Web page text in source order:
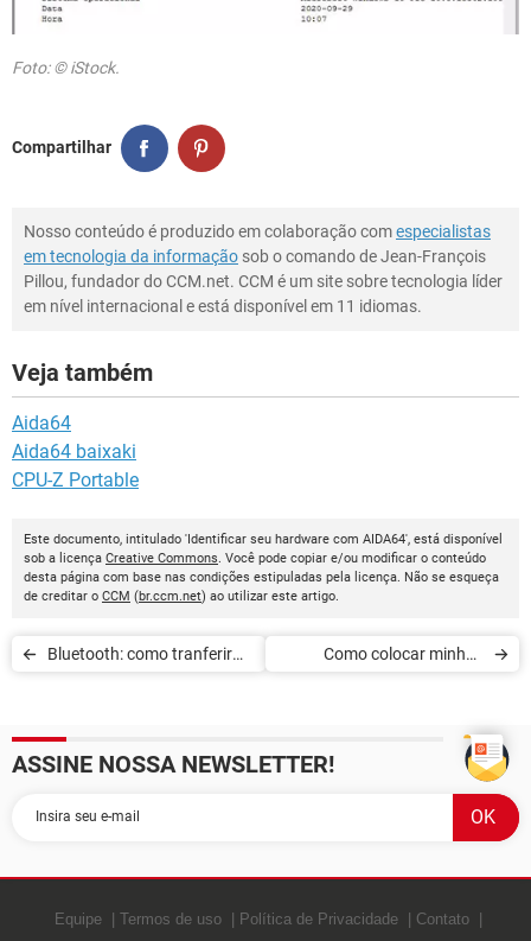
Foto: © iStock.
Compartilhar
Nosso conteúdo é produzido em colaboração comespecialistas
em tecnologia da informação sob o comando de Jean-François
Pillou, fundador do CCM.net. CCM é um site sobre tecnologia líder
em nível internacional e está disponível em 11 idiomas.
Veja também
Aida64
Aida64 baixaki
CPU-Z Portable
Este documento, intitulado 'Identificar seu hardware com AIDA64', está disponível
sob a licença Creative Commons. Você pode copiar e/ou modificar o conteúdo
desta página com base nas condições estipuladas pela licença. Não se esqueça
de creditar o CCM (br.ccm.net) ao utilizar este artigo.
Bluetooth: como tranferir
Como colocar minhas
ASSINE NOSSA NEWSLETTER!
Equipe Termos de uso Política de Privacidade Contato